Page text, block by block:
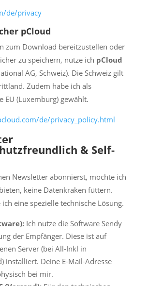
de/privacy
pCloud
zum Download bereitzustellen oder
zu speichern, nutze ich pCloud
AG, Schweiz). Die Schweiz gilt
Zudem habe ich als
EU (Luxemburg) gewählt.
de/privacy_policy.html
& Self-
Newsletter abonnierst, möchte ich
keine Datenkraken füttern.
eine spezielle technische Lösung.
Ich nutze die Software Sendy
der Empfänger. Diese ist auf
Server (bei All-Inkl in
installiert. Deine E-Mail-Adresse
bei mir.